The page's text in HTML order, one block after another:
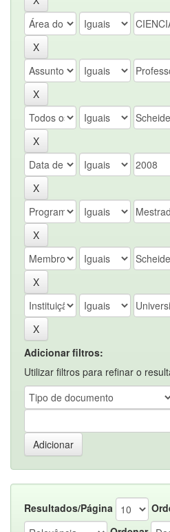
Adicionar filtros:
Utilizar filtros para refinar o
Resultados/Página